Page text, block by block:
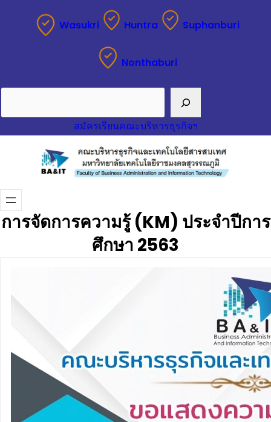
Wasukri Huntra Suphanburi
Nonthaburi
สมัครเรียนคณะบริหารธุรกิจฯ
การจัดการความรู้ (KM) ประจำปีการ
ศึกษา 2563